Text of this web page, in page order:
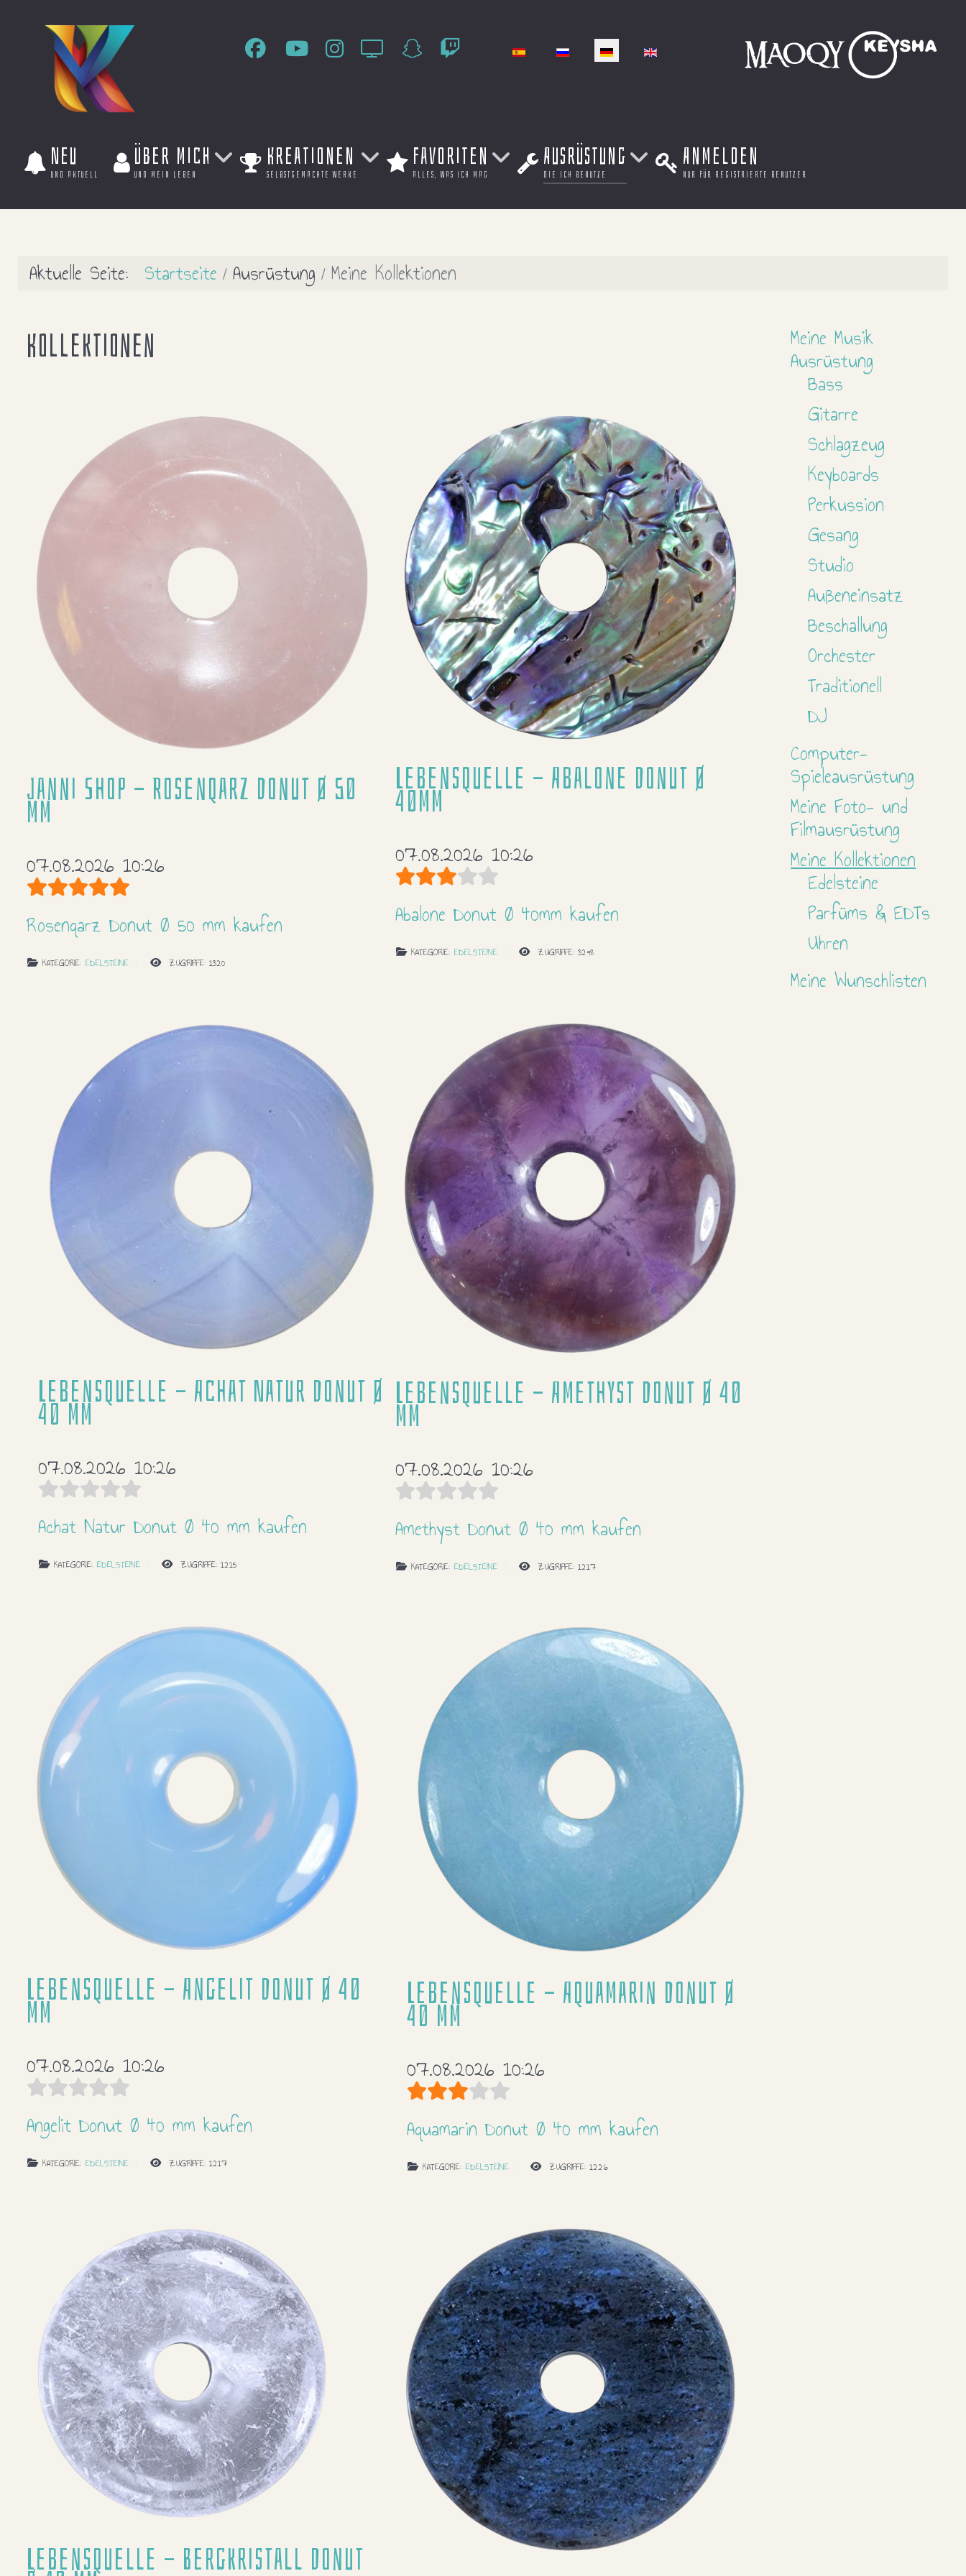
Sprache auswählen
Neu
und aktuell
Über mich
und mein leben
Kreationen
selbstgemachte werke
Favoriten
alles, was ich mag
Ausrüstung
die ich benutze
Anmelden
nur für registrierte benutzer
Aktuelle Seite: Startseite Ausrüstung Meine Kollektionen
Kollektionen
Janni Shop - Rosenqarz Donut Ø 50
mm
07.08.2026 10:26
Bewertung: 5/
Rosenqarz Donut Ø 50 mm kaufen
KATEGORIE: EDELSTEINE ZUGRIFFE: 1320
Lebensquelle - Abalone Donut Ø
40mm
07.08.2026 10:26
Bewertung: 3/
Abalone Donut Ø 40mm kaufen
KATEGORIE: EDELSTEINE ZUGRIFFE: 3298
Lebensquelle - Achat Natur Donut Ø
40 mm
07.08.2026 10:26
Achat Natur Donut Ø 40 mm kaufen
KATEGORIE: EDELSTEINE ZUGRIFFE: 1215
Lebensquelle - Amethyst Donut Ø 40
mm
07.08.2026 10:26
Amethyst Donut Ø 40 mm kaufen
KATEGORIE: EDELSTEINE ZUGRIFFE: 1217
Lebensquelle - Angelit Donut Ø 40
mm
07.08.2026 10:26
Angelit Donut Ø 40 mm kaufen
KATEGORIE: EDELSTEINE ZUGRIFFE: 1217
Lebensquelle - Aquamarin Donut Ø
40 mm
07.08.2026 10:26
Bewertung: 3/
Aquamarin Donut Ø 40 mm kaufen
KATEGORIE: EDELSTEINE ZUGRIFFE: 1226
Lebensquelle - Bergkristall Donut
Meine Musik
Ausrüstung
Bass
Gitarre
Schlagzeug
Keyboards
Perkussion
Gesang
Studio
Außeneinsatz
Beschallung
Orchester
Traditionell
DJ
Computer-
Spieleausrüstung
Meine Foto- und
Filmausrüstung
Meine Kollektionen
Edelsteine
Parfüms & EDTs
Uhren
Meine Wunschlisten